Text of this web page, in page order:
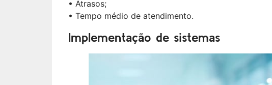
• Atrasos;
• Tempo médio de atendimento.
Implementação de sistemas